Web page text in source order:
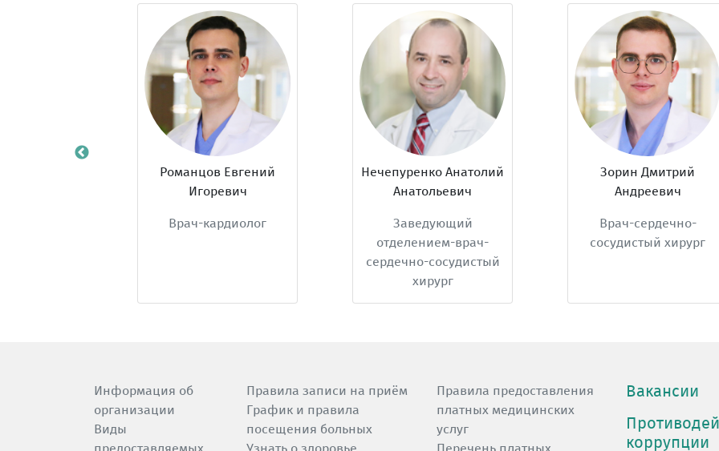
Романцов Евгений
Игоревич
Врач-кардиолог
Нечепуренко Анатолий
Анатольевич
Заведующий
отделением-врач-
сердечно-сосудистый
хирург
Зорин Дмитрий
Андреевич
Врач-сердечно-
сосудистый хирург
Информация об
организации
Виды
предоставляемых
Правила записи на приём
График и правила
посещения больных
Узнать о здоровье
Правила предоставления
платных медицинских
услуг
Перечень платных
Вакансии
коррупции